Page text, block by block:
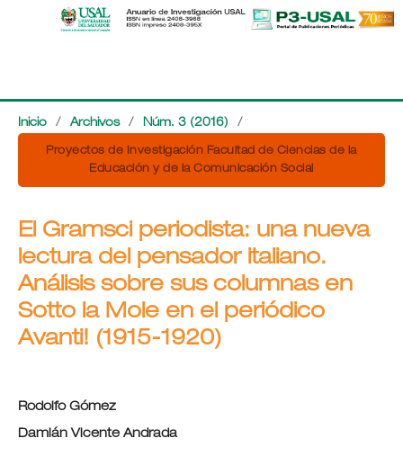
Inicio / Archivos / Núm. 3 (2016) /
Proyectos de Investigación Facultad de Ciencias de la
Educación y de la Comunicación Social
El Gramsci periodista: una nueva
lectura del pensador italiano.
Análisis sobre sus columnas en
Sotto la Mole en el periódico
Avanti! (1915-1920)
Rodolfo Gómez
Damián Vicente Andrada